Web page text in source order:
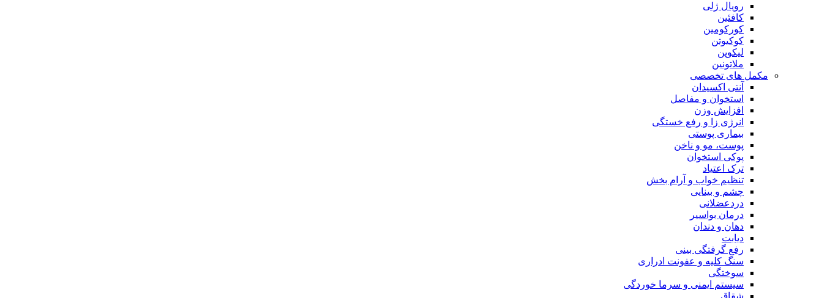
رویال ژلی
کافئین
کورکومین
کوکیوتن
لیکوپن
ملاتونین
مکمل های تخصصی
آنتی اکسیدان
استخوان و مفاصل
افزایش وزن
انرژی زا و رفع خستگی
بیماری پوستی
پوست، مو و ناخن
پوکی استخوان
ترک اعتیاد
تنظیم خواب و آرام بخش
چشم و بینایی
دردعضلانی
درمان بواسیر
دهان و دندان
دیابت
رفع گرفتگی بینی
سنگ کلیه و عفونت ادراری
سوختگی
سیستم ایمنی و سرما خوردگی
شقاق